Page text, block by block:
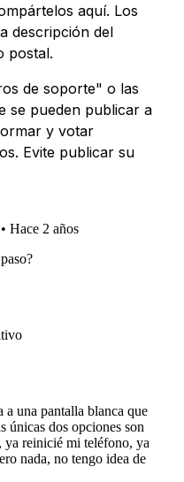
aquí. Los
descripción del
postal.
de soporte" o las
se pueden publicar a
y votar
Evite publicar su